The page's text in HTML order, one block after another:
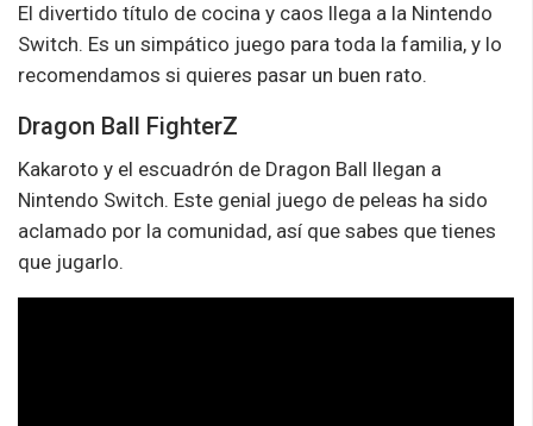
El divertido título de cocina y caos llega a la Nintendo
Switch. Es un simpático juego para toda la familia, y lo
recomendamos si quieres pasar un buen rato.
Dragon Ball FighterZ
Kakaroto y el escuadrón de Dragon Ball llegan a
Nintendo Switch. Este genial juego de peleas ha sido
aclamado por la comunidad, así que sabes que tienes
que jugarlo.